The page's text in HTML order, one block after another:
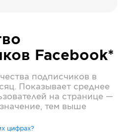
Facebook*
подписчиков в
Показывает среднее
на странице —
тем выше
цифрах?